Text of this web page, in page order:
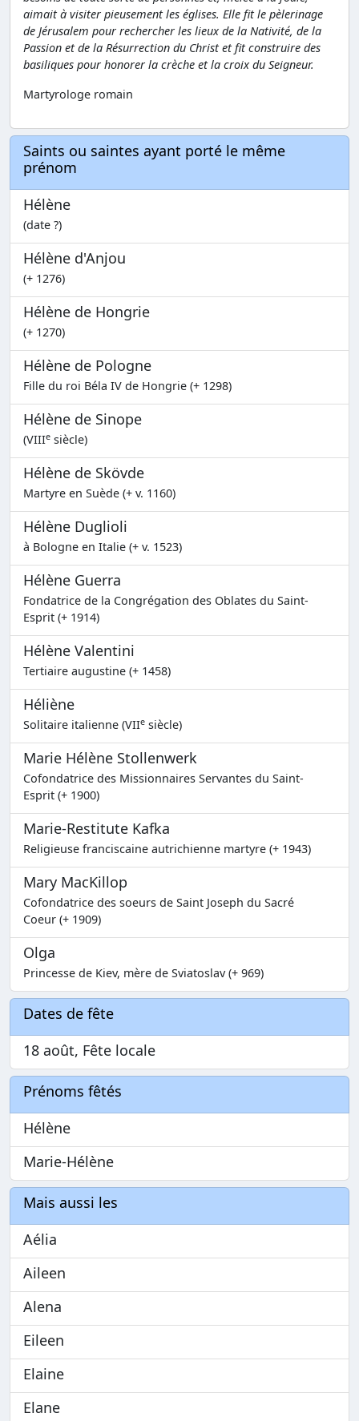
aimait à visiter pieusement les églises. Elle fit le pèlerinage
de Jérusalem pour rechercher les lieux de la Nativité, de la
Passion et de la Résurrection du Christ et fit construire des
basiliques pour honorer la crèche et la croix du Seigneur.
Martyrologe romain
Saints ou saintes ayant porté le même
prénom
Hélène
(date ?)
Hélène d'Anjou
(+ 1276)
Hélène de Hongrie
(+ 1270)
Hélène de Pologne
Fille du roi Béla IV de Hongrie (+ 1298)
Hélène de Sinope
(VIIIe siècle)
Hélène de Skövde
Martyre en Suède (+ v. 1160)
Hélène Duglioli
à Bologne en Italie (+ v. 1523)
Hélène Guerra
Fondatrice de la Congrégation des Oblates du Saint-
Esprit (+ 1914)
Hélène Valentini
Tertiaire augustine (+ 1458)
Héliène
Solitaire italienne (VIIe siècle)
Marie Hélène Stollenwerk
Cofondatrice des Missionnaires Servantes du Saint-
Esprit (+ 1900)
Marie-Restitute Kafka
Religieuse franciscaine autrichienne martyre (+ 1943)
Mary MacKillop
Cofondatrice des soeurs de Saint Joseph du Sacré
Coeur (+ 1909)
Olga
Princesse de Kiev, mère de Sviatoslav (+ 969)
Dates de fête
18 août, Fête locale
Prénoms fêtés
Hélène
Marie-Hélène
Mais aussi les
Aélia
Aileen
Alena
Eileen
Elaine
Elane